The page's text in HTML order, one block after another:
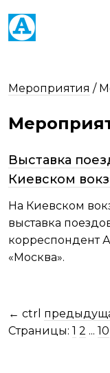
Мероприятия /
Выставка
Киевском
На Киевском
выставка
корреспондент
«Москва».
← ctrl
Страницы: 1 2 ... 10